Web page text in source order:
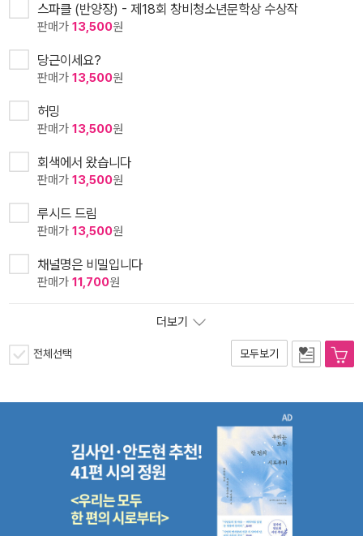
스파클 (반양장) - 제18회 창비청소년문학상 수상작
판매가 13,500원
당근이세요?
판매가 13,500원
허밍
판매가 13,500원
회색에서 왔습니다
판매가 13,500원
루시드 드림
판매가 13,500원
채널명은 비밀입니다
판매가 11,700원
더보기
전체선택 모두보기